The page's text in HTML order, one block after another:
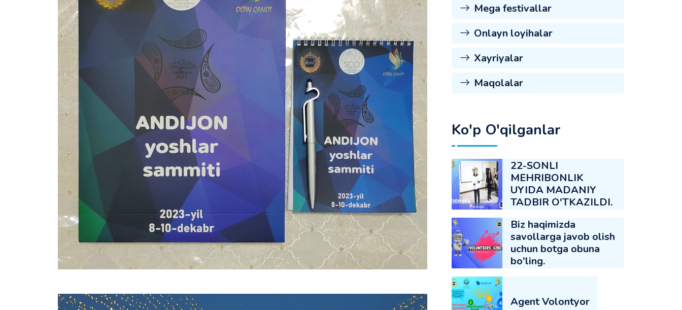
Mega festivallar
Onlayn loyihalar
Xayriyalar
Maqolalar
Ko'p O'qilganlar
22-SONLI
MEHRIBONLIK
UYIDA MADANIY
TADBIR O'TKAZILDI.
Biz haqimizda
savollarga javob olish
uchun botga obuna
bo'ling.
Agent Volontyor